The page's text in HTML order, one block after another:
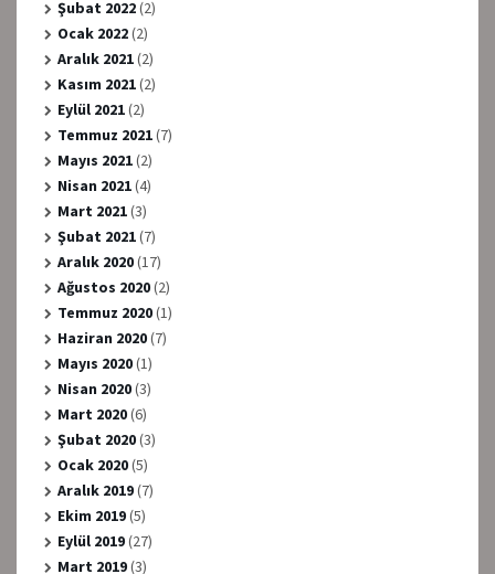
Şubat 2022(2)
Ocak 2022(2)
Aralık 2021(2)
Kasım 2021(2)
Eylül 2021(2)
Temmuz 2021(7)
Mayıs 2021(2)
Nisan 2021(4)
Mart 2021(3)
Şubat 2021(7)
Aralık 2020(17)
Ağustos 2020(2)
Temmuz 2020(1)
Haziran 2020(7)
Mayıs 2020(1)
Nisan 2020(3)
Mart 2020(6)
Şubat 2020(3)
Ocak 2020(5)
Aralık 2019(7)
Ekim 2019(5)
Eylül 2019(27)
Mart 2019(3)